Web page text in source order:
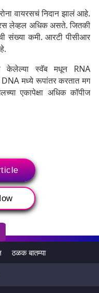
वायरसचं निदान झालं आहे.
लेव्हल अधिक असते. जितकी
संख्या कमी. आरटी पीसीआर
केलेल्या स्वॅब मधून RNA
मध्ये रूपांतर करतात मग
एकापेक्षा अधिक कॉपीज
35 पेक्षा कमी आहे म्हणजे तो
ठळक बातम्या